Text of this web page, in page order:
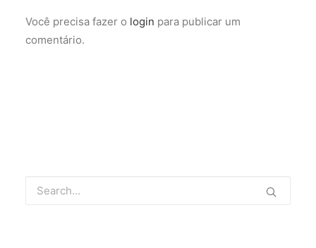
Você precisa fazer o login para publicar um
comentário.